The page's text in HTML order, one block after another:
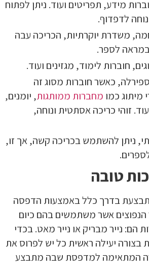
מידע, תפריטים ועוד. ניתן לפתוח
לדפדוף.
משדרת יוקרתיות, הכריכה עבה
לספר.
חוברות לימוד, מגזינים ועוד.
כאשר חוברות מסוג זה
מיתוג כמו מחברות ממותגות, יומנים,
זוהי כריכה אסתטית ונוחה,
ניתן להשתמש בכריכה קשה, אך זו,
טובה
בדרך כלל באמצעות הדפסה
הנפוצים אשר משתמשים בהם כיום
הם: נייר מבריק או נייר מאט. בכדי
בצורה יעילה ראשית כל יש לפרוס את
המתאימה למדפסת שבה מתבצע